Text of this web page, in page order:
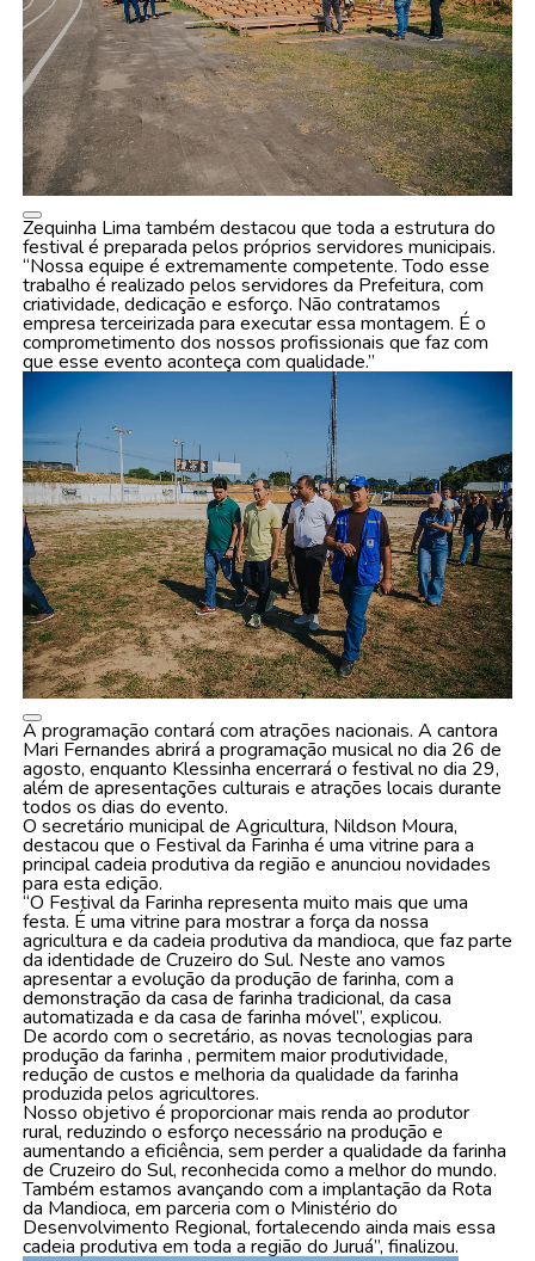
Zequinha Lima também destacou que toda a estrutura do
festival é preparada pelos próprios servidores municipais.
“Nossa equipe é extremamente competente. Todo esse
trabalho é realizado pelos servidores da Prefeitura, com
criatividade, dedicação e esforço. Não contratamos
empresa terceirizada para executar essa montagem. É o
comprometimento dos nossos profissionais que faz com
que esse evento aconteça com qualidade.”
A programação contará com atrações nacionais. A cantora
Mari Fernandes abrirá a programação musical no dia 26 de
agosto, enquanto Klessinha encerrará o festival no dia 29,
além de apresentações culturais e atrações locais durante
todos os dias do evento.
O secretário municipal de Agricultura, Nildson Moura,
destacou que o Festival da Farinha é uma vitrine para a
principal cadeia produtiva da região e anunciou novidades
para esta edição.
“O Festival da Farinha representa muito mais que uma
festa. É uma vitrine para mostrar a força da nossa
agricultura e da cadeia produtiva da mandioca, que faz parte
da identidade de Cruzeiro do Sul. Neste ano vamos
apresentar a evolução da produção de farinha, com a
demonstração da casa de farinha tradicional, da casa
automatizada e da casa de farinha móvel”, explicou.
De acordo com o secretário, as novas tecnologias para
produção da farinha , permitem maior produtividade,
redução de custos e melhoria da qualidade da farinha
produzida pelos agricultores.
Nosso objetivo é proporcionar mais renda ao produtor
rural, reduzindo o esforço necessário na produção e
aumentando a eficiência, sem perder a qualidade da farinha
de Cruzeiro do Sul, reconhecida como a melhor do mundo.
Também estamos avançando com a implantação da Rota
da Mandioca, em parceria com o Ministério do
Desenvolvimento Regional, fortalecendo ainda mais essa
cadeia produtiva em toda a região do Juruá”, finalizou.